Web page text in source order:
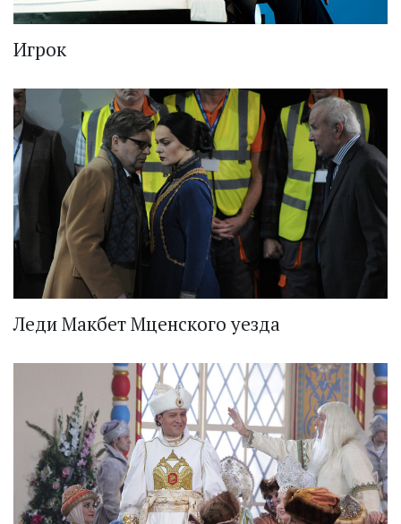
Игрок
Леди Макбет Мценского уезда